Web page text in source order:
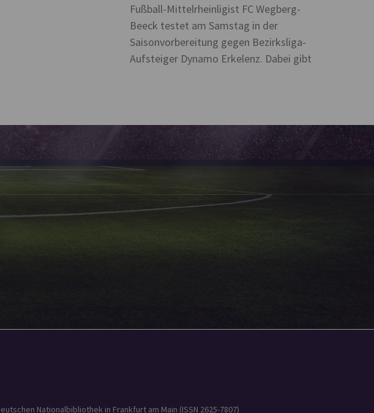
Fußball-Mittelrheinligist FC Wegberg-
Beeck testet am Samstag in der
Saisonvorbereitung gegen Bezirksliga-
Aufsteiger Dynamo Erkelenz. Dabei gibt
Nationalbibliothek in Frankfurt am Main (ISSN 2625-7807)